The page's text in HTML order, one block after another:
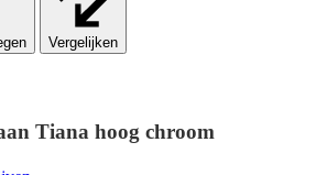
Vergelijken
Tiana hoog chroom